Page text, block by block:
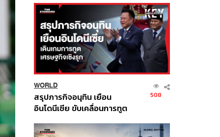
WORLD
สรุปภารกิจอนุทิน เยือน
อินโดนีเซีย ขับเคลื่อนการทูต
ส่วนยุทธศาสตร์ไทย –
508